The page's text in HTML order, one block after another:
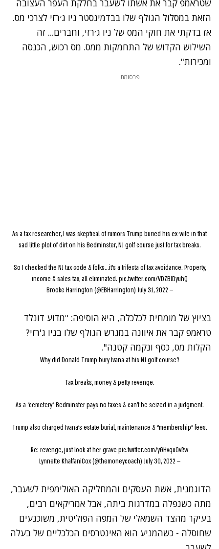
שטראמפ קבר את אשתו לשעבר בחלקת העפר העצובה
הזאת במסלול הגולף שלו בבדמינסטר ניו ג׳רזי לצרכי מס.
אז בדקתי את חוקי המס של ניו ג׳רזי, וחברים... זה
השילוש הקדוש של התחמקות ממס. מס רכוש, הכנסה
ומכירות".
פרסומת
As a tax researcher, I was skeptical of rumors Trump buried his ex-wife in that
sad little plot of dirt on his Bedminster, NJ golf course just for tax breaks.
So I checked the NJ tax code & folks...it's a trifecta of tax avoidance. Property,
income & sales tax, all eliminated. pic.twitter.com/VDZBlDyuhQ
— Brooke Harrington (@EBHarrington)
July 31, 2022
בציוץ של מומחית לכלכלה, היא הוסיפה: "מדוע דונלד
טראמפ קבר את איוונה במגרש הגולף שלו בניו ג'רזי?
הקלות מס, כסף ונקמה קטנה".
Why did Donald Trump bury Ivana at his NJ golf course?
Tax breaks, money & petty revenge.
As a “cemetery” Bedminster pays no taxes & can’t be seized in a judgment.
Trump also charged Ivana’s estate burial, maintenance & “membership” fees.
Re: revenge, just look at her grave pic.twitter.com/yGHvqu0vRw
— Lynnette KhalfaniCox (@themoneycoach)
July 30, 2022
הדוגמנית, אשת העסקים והמחליקה האולימפית לשעבר,
מתה כשנפלה במדרגות ביתה, אבל אמריקאים רבים,
בעיקר מהצד השמאלי של המפה הפוליטית, משוכנעים
שחוסלה - כשהמניע הוא האינטרסים הכלכליים של בעלה